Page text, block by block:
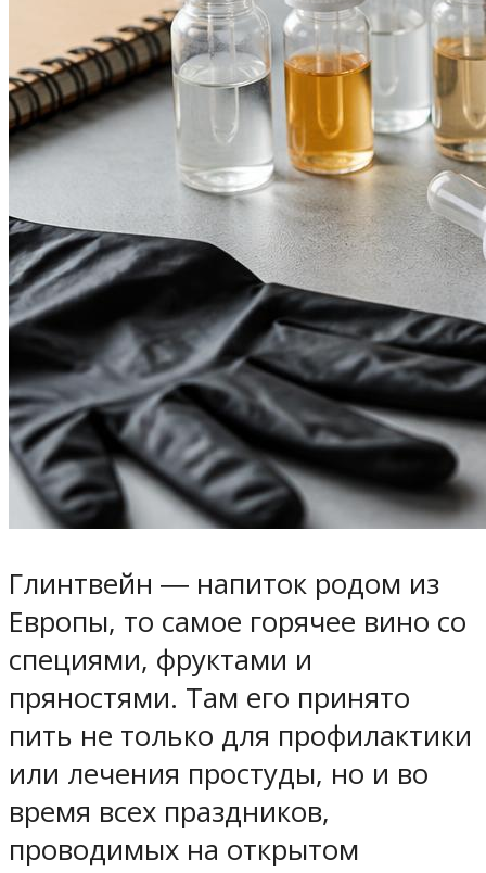
Глинтвейн ― напиток родом из
Европы, то самое горячее вино со
специями, фруктами и
пряностями. Там его принято
пить не только для профилактики
или лечения простуды, но и во
время всех праздников,
проводимых на открытом